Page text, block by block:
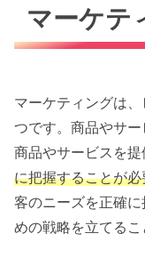
マーケテ
マーケティングは
つです。商品やサ
商品やサービスを提
に把握することが必
客のニーズを正確
めの戦略を立てるこ